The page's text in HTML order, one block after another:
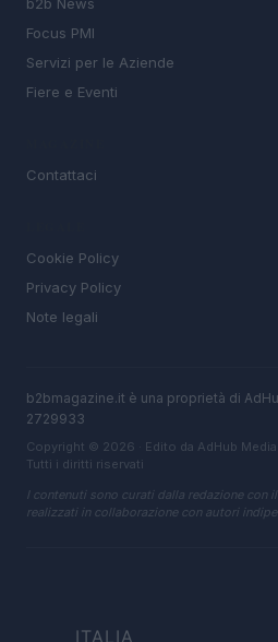
b2b News
Focus PMI
Servizi per le Aziende
Fiere e Eventi
Contattaci
Cookie Policy
Privacy Policy
Note legali
b2bmagazine.it è una proprietà di
2729933
Copyright © 2026 · Edito da AdHub
Tutti i diritti riservati
I contenuti sono curati dalla redazione
realizzati in collaborazione con autori
ITALIA